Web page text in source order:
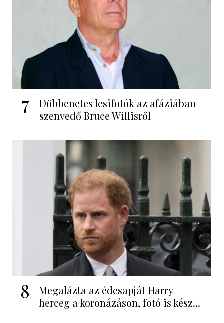
7
Döbbenetes lesifotók az afáziában
szenvedő Bruce Willisről
8
Megalázta az édesapját Harry
herceg a koronázáson, fotó is kész...